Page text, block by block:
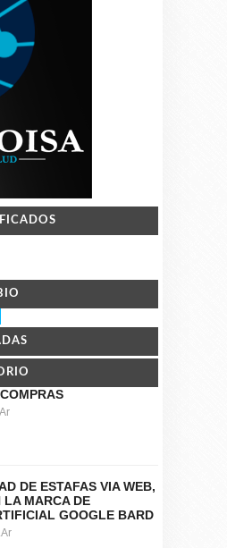
DE ESTAFAS VIA WEB,
MARCA DE
GOOGLE BARD